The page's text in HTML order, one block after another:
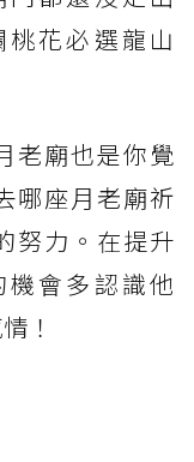
花必選龍山
老廟也是你覺
哪座月老廟祈
努力。在提升
會多認識他
！